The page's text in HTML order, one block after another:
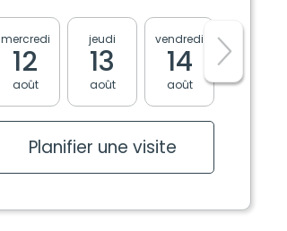
mercredi
12
août
jeudi
13
août
vendredi
14
août août
Planifier une visite